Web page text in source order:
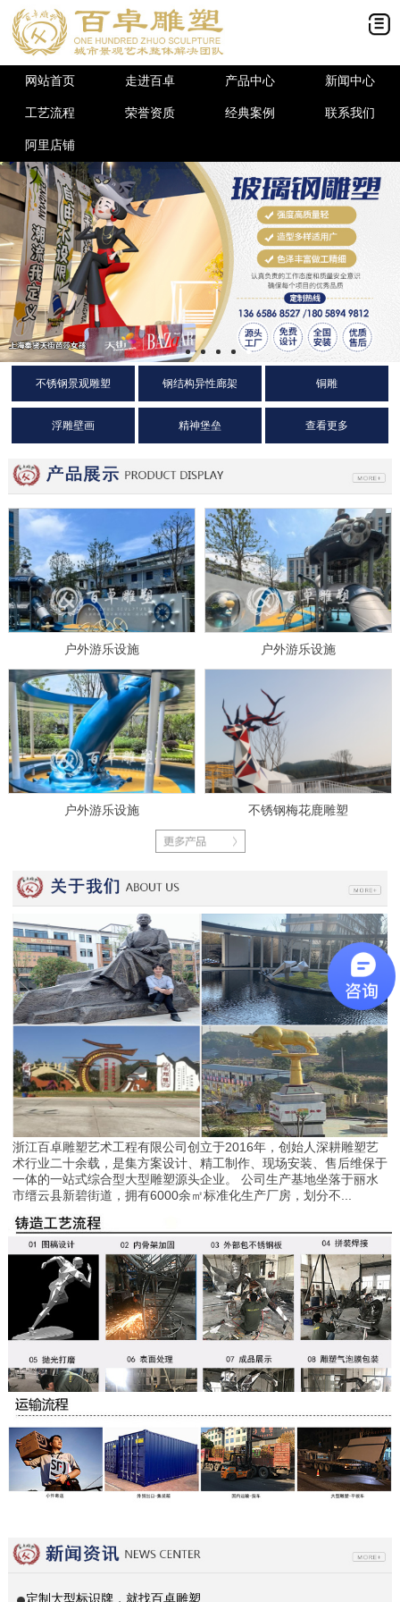
网站首页 走进百卓 产品中心 新闻中心
工艺流程 荣誉资质 经典案例 联系我们
阿里店铺
不锈钢景观雕塑 钢结构异性廊架 铜雕
浮雕壁画 精神堡垒 查看更多
户外游乐设施
户外游乐设施
户外游乐设施
不锈钢梅花鹿雕塑
浙江百卓雕塑艺术工程有限公司创立于2016年，创始人深耕雕塑艺
术行业二十余载，是集方案设计、精工制作、现场安装、售后维保于
一体的一站式综合型大型雕塑源头企业。 公司生产基地坐落于丽水
市缙云县新碧街道，拥有6000余㎡标准化生产厂房，划分不...
定制大型标识牌，就找百卓雕塑